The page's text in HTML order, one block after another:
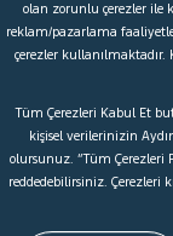
Şartlar & Kişisel
Çerez Tercihleri
olan zorunlu çerezler ile
reklam/pazarlama
çerezler kullanılmaktadır.
Tüm Çerezleri Kabul Et
kişisel verilerinizin
olursunuz. “Tüm Çerezleri
reddedebilirsiniz. Çerezleri